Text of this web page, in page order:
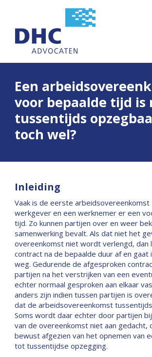
Een
voor bepaalde tijd is
tussentijds
toch wel?
Inleiding
Vaak is de eerste arbeidsovereenkomst
werkgever en een werknemer er een
tijd. Zo kunnen partijen over en weer
samenwerking bevalt. Als dat niet het
overeenkomst niet wordt verlengd, dan
contract na de bepaalde duur af en gaat
weg. Gedurende de afgesproken
partijen na het verstrijken van een
echter normaal gesproken aan elkaar
anders zijn indien tussen partijen is
dat de arbeidsovereenkomst
Soms wordt daar echter door partijen
van de overeenkomst niet aan gedacht,
bewust afgezien van het opnemen van
tot tussentijdse opzegging.